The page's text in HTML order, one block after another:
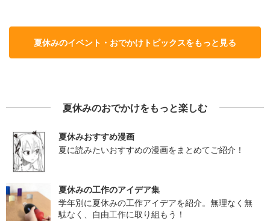
夏休みのイベント・おでかけトピックスをもっと見る
夏休みのおでかけをもっと楽しむ
夏休みおすすめ漫画
夏に読みたいおすすめの漫画をまとめてご紹介！
夏休みの工作のアイデア集
学年別に夏休みの工作アイデアを紹介。無理なく無
駄なく、自由工作に取り組もう！